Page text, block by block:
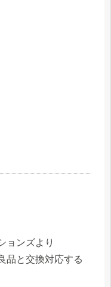
ョンズより
品と交換対応する